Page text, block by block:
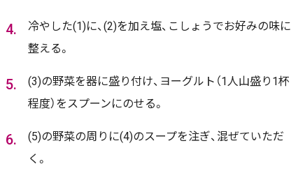
冷やした(1)に、(2)を加え塩、こしょうでお好みの味に
整える。
(3)の野菜を器に盛り付け、ヨーグルト（1人山盛り1杯
程度）をスプーンにのせる。
(5)の野菜の周りに(4)のスープを注ぎ、混ぜていただ
く。